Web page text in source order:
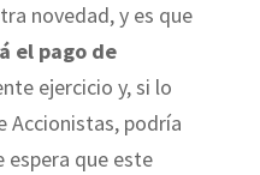
novedad, y es que
el pago de
ejercicio y, si lo
Accionistas, podría
espera que este